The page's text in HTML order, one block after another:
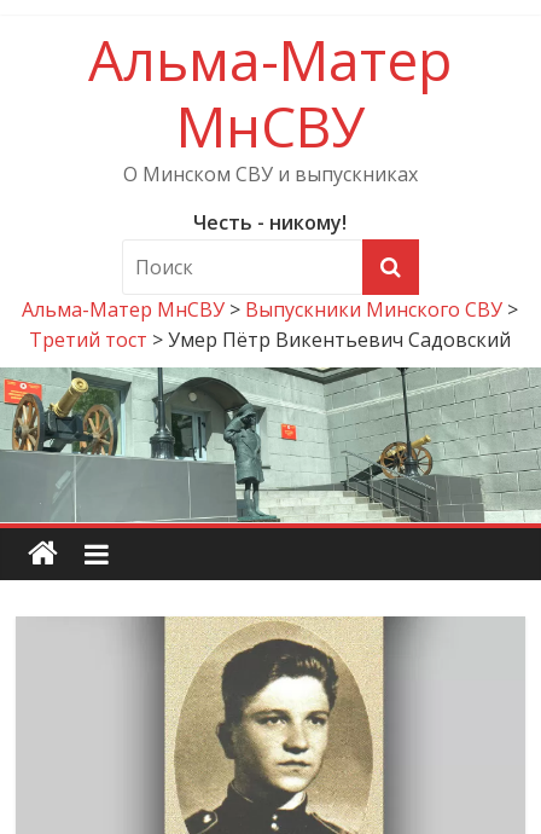
Альма-Матер
МнСВУ
О Минском СВУ и выпускниках
Честь - никому!
Альма-Матер МнСВУ > Выпускники Минского СВУ >
Третий тост >Умер Пётр Викентьевич Садовский